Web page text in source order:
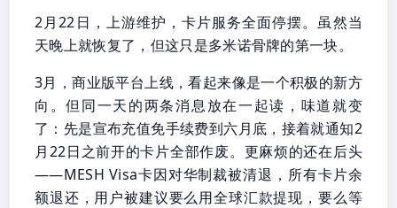
2月22日，上游维护，卡片服务全面停摆。虽然当
天晚上就恢复了，但这只是多米诺骨牌的第一块。
3月，商业版平台上线，看起来像是一个积极的新方
向。但同一天的两条消息放在一起读，味道就变
了：先是宣布充值免手续费到六月底，接着就通知2
月22日之前开的卡片全部作废。更麻烦的还在后头
——MESH Visa卡因对华制裁被清退，所有卡片余
额退还，用户被建议要么用全球汇款提现，要么等